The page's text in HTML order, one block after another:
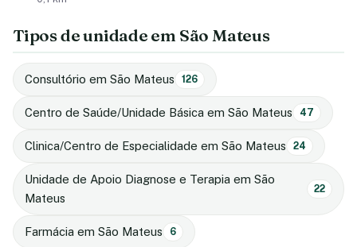
Tipos de unidade em São Mateus
Consultório em São Mateus 126
Centro de Saúde/Unidade Básica em São Mateus 47
Clinica/Centro de Especialidade em São Mateus 24
Unidade de Apoio Diagnose e Terapia em São
Mateus
22
Farmácia em São Mateus 6